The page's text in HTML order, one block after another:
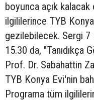
boyunca açık
ilgililerince TYB
gezilebilecek. Sergi 7
15.30 da, "Tanıdıkça
Prof. Dr. Sabahattin
TYB Konya Evi'nin
Programa tüm